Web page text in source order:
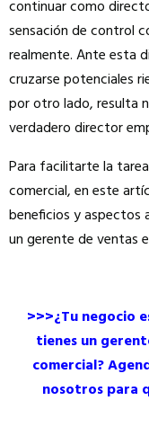
continuar como
sensación de control
realmente. Ante esta
cruzarse potenciales
por otro lado, resulta
verdadero director
Para facilitarte la
comercial, en este
beneficios y aspectos
un gerente de ventas
>>>¿Tu negocio
tienes un
comercial?
nosotros para